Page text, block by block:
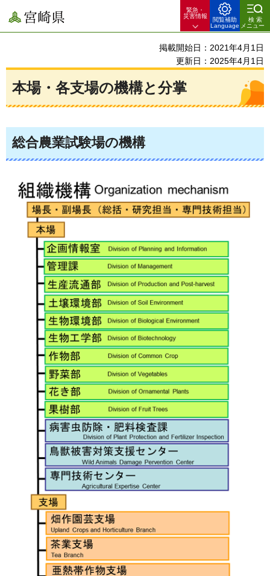
宮崎県
緊急・
災害情報
閲覧補助
Language
検索
メニュー
掲載開始日：2021年4月1日
更新日：2025年4月1日
本場・各支場の機構と分掌
総合農業試験場の機構